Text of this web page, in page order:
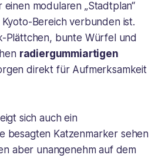
einen modularen „Stadtplan“
Bereich verbunden ist.
Plättchen, bunte Würfel und
radiergummiartigen
direkt für Aufmerksamkeit
sich auch ein
besagten Katzenmarker sehen
aber unangenehm auf dem